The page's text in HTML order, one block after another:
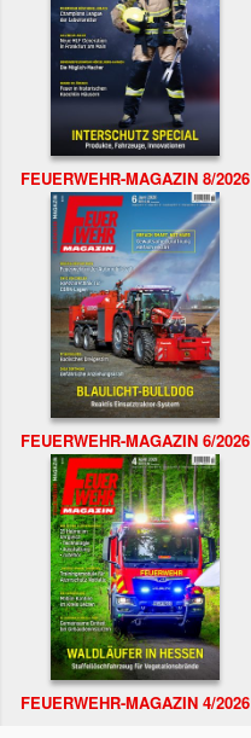
FEUERWEHR-MAGAZIN 8/2026
FEUERWEHR-MAGAZIN 6/2026
FEUERWEHR-MAGAZIN 4/2026